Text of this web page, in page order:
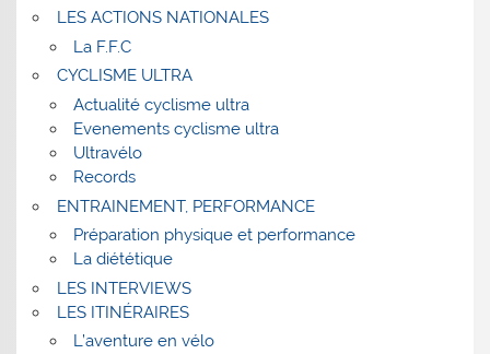
LES ACTIONS NATIONALES
La F.F.C
CYCLISME ULTRA
Actualité cyclisme ultra
Evenements cyclisme ultra
Ultravélo
Records
ENTRAINEMENT, PERFORMANCE
Préparation physique et performance
La diététique
LES INTERVIEWS
LES ITINÉRAIRES
L’aventure en vélo